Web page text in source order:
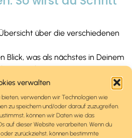
verwalten
bieten, verwenden wir Technologien wie
zu speichern und/oder darauf zuzugreifen.
können wir Daten wie das
auf dieser Website verarbeiten. Wenn du
zurückziehst, können bestimmte
über die verschiedenen
Blick, was als nächstes in Deinem
Du Dich freuen kannst.